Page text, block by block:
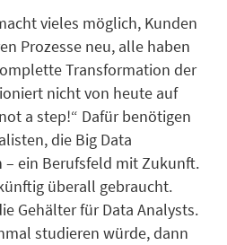
vieles möglich, Kunden
Prozesse neu, alle haben
Transformation der
nicht von heute auf
a step!“ Dafür benötigen
die Big Data
ein Berufsfeld mit Zukunft.
überall gebraucht.
Gehälter für Data Analysts.
studieren würde, dann